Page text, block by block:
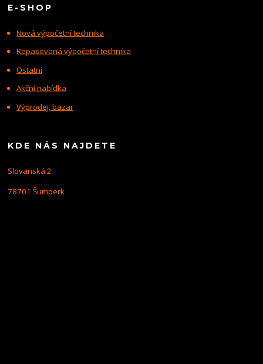
E-SHOP
Nová výpočetní technika
Repasovaná výpočetní technika
Ostatní
Akční nabídka
Výprodej, bazar
KDE NÁS NAJDETE
Slovanská 2
78701 Šumperk